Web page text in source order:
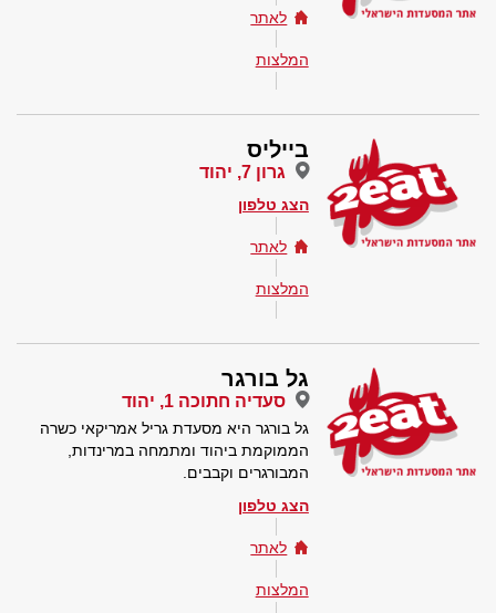
לאתר
המלצות
בייליס
גרון 7, יהוד
הצג טלפון
לאתר
המלצות
גל בורגר
סעדיה חתוכה 1, יהוד
גל בורגר היא מסעדת גריל אמריקאי כשרה
הממוקמת ביהוד ומתמחה במרינדות,
המבורגרים וקבבים.
הצג טלפון
לאתר
המלצות